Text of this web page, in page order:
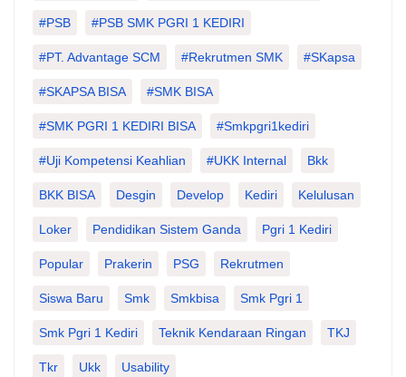
#PSB #PSB SMK PGRI 1 KEDIRI
#PT. Advantage SCM #Rekrutmen SMK #SKapsa
#SKAPSA BISA #SMK BISA
#SMK PGRI 1 KEDIRI BISA #smkpgri1kediri
#Uji Kompetensi Keahlian #UKK Internal Bkk
BKK BISA Desgin Develop Kediri Kelulusan
Loker Pendidikan Sistem Ganda Pgri 1 Kediri
Popular Prakerin PSG Rekrutmen
Siswa Baru Smk Smkbisa Smk Pgri 1
Smk Pgri 1 Kediri Teknik Kendaraan Ringan TKJ
Tkr Ukk Usability